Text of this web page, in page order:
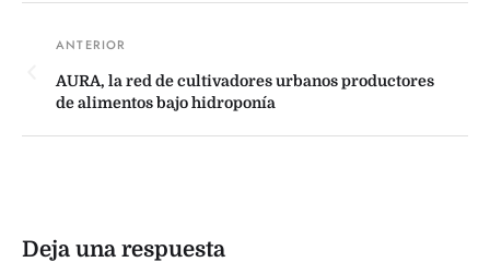
AURA, la red de cultivadores urbanos productores
de alimentos bajo hidroponía
Deja una respuesta